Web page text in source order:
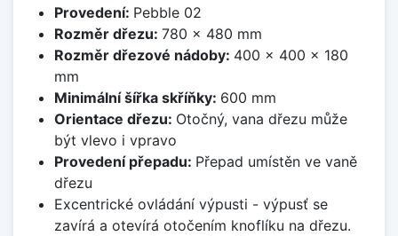
Provedení: Pebble 02
Rozměr dřezu: 780 x 480 mm
Rozměr dřezové nádoby: 400 x 400 x 180
mm
Minimální šířka skříňky: 600 mm
Orientace dřezu: Otočný, vana dřezu může
být vlevo i vpravo
Provedení přepadu: Přepad umístěn ve vaně
dřezu
Excentrické ovládání výpusti - výpusť se
zavírá a otevírá otočením knoflíku na dřezu.